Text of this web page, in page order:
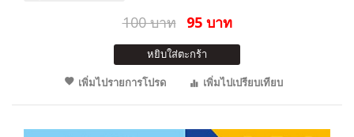
100 บาท 95 บาท
หยิบใส่ตะกร้า
เพิ่มไปรายการโปรด
เพิ่มไปเปรียบเทียบ